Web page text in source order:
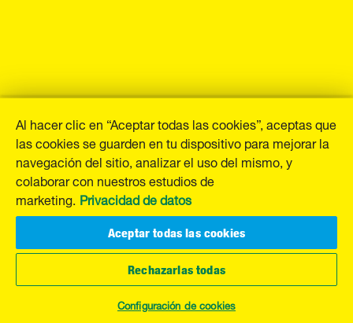
Al hacer clic en “Aceptar todas las cookies”, aceptas que
las cookies se guarden en tu dispositivo para mejorar la
navegación del sitio, analizar el uso del mismo, y
colaborar con nuestros estudios de
marketing. Privacidad de datos
Aceptar todas las cookies
Rechazarlas todas
Configuración de cookies